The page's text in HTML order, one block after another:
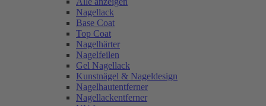
Nagellack
Base Coat
Top Coat
Nagelhärter
Nagelfeilen
Gel Nagellack
Kunstnägel & Nageldesign
Nagelhautentferner
Nagellackentferner